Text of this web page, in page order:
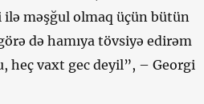
məşğul olmaq üçün bütün
də hamıya tövsiyə edirəm
heç vaxt gec deyil”, – Georgi